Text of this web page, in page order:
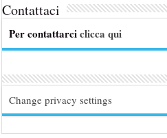
Contattaci
Per contattarciclicca qui
Change privacy settings